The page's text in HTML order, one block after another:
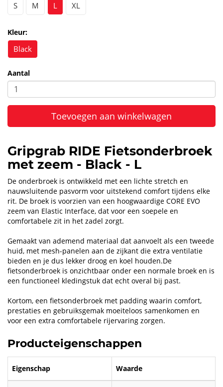
S M L XL
Kleur:
Black
Aantal
Toevoegen aan winkelwagen
Gripgrab RIDE Fietsonderbroek
met zeem - Black - L
De onderbroek is ontwikkeld met een lichte stretch en
nauwsluitende pasvorm voor uitstekend comfort tijdens elke
rit. De broek is voorzien van een hoogwaardige CORE EVO
zeem van Elastic Interface, dat voor een soepele en
comfortabele zit in het zadel zorgt.
Gemaakt van ademend materiaal dat aanvoelt als een tweede
huid, met mesh-panelen aan de zijkant die extra ventilatie
bieden en je dus lekker droog en koel houden.De
fietsonderbroek is onzichtbaar onder een normale broek en is
een functioneel kledingstuk dat echt overal bij past.
Kortom, een fietsonderbroek met padding waarin comfort,
prestaties en gebruiksgemak moeiteloos samenkomen en
voor een extra comfortabele rijervaring zorgen.
Producteigenschappen
Eigenschap Waarde